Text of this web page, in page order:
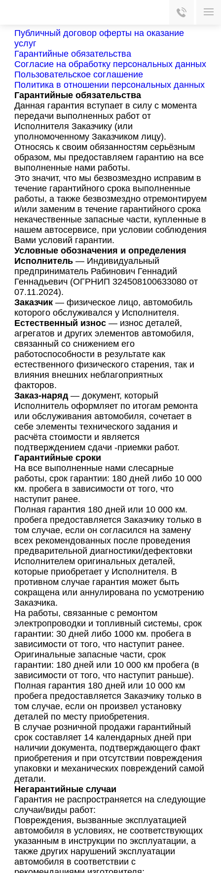
Публичный договор оферты на оказание
услуг
Гарантийные обязательства
Согласие на обработку персональных данных
Пользовательское соглашение
Политика в отношении персональных данных
Гарантийные обязательства
Данная гарантия вступает в силу с момента
передачи выполненных работ от
Исполнителя Заказчику (или
уполномоченному Заказчиком лицу).
Относясь к своим обязанностям серьёзным
образом, мы предоставляем гарантию на все
выполненные нами работы.
Это значит, что мы безвозмездно исправим в
течение гарантийного срока выполненные
работы, а также безвозмездно отремонтируем
и/или заменим в течение гарантийного срока
некачественные запасные части, купленные в
нашем автосервисе, при условии соблюдения
Вами условий гарантии.
Условные обозначения и определения
Исполнитель — Индивидуальный
предприниматель Рабинович Геннадий
Геннадьевич (ОГРНИП 324508100633080 от
07.11.2024).
Заказчик — физическое лицо, автомобиль
которого обслуживался у Исполнителя.
Естественный износ — износ деталей,
агрегатов и других элементов автомобиля,
связанный со снижением его
работоспособности в результате как
естественного физического старения, так и
влияния внешних неблагоприятных
факторов.
Заказ-наряд— документ, который
Исполнитель оформляет по итогам ремонта
или обслуживания автомобиля, сочетает в
себе элементы технического задания и
расчёта стоимости и является
подтверждением сдачи -приемки работ.
Гарантийные сроки
На все выполненные нами слесарные
работы, срок гарантии: 180 дней либо 10 000
км. пробега в зависимости от того, что
наступит ранее.
Полная гарантия 180 дней или 10 000 км.
пробега предоставляется Заказчику только в
том случае, если он согласился на замену
всех рекомендованных после проведения
предварительной диагностики/дефектовки
Исполнителем оригинальных деталей,
которые приобретает у Исполнителя. В
противном случае гарантия может быть
сокращена или аннулирована по усмотрению
Заказчика.
На работы, связанные с ремонтом
электропроводки и топливный системы, срок
гарантии: 30 дней либо 1000 км. пробега в
зависимости от того, что наступит ранее.
Оригинальные запасные части, срок
гарантии: 180 дней или 10 000 км пробега (в
зависимости от того, что наступит раньше).
Полная гарантия 180 дней или 10 000 км
пробега предоставляется Заказчику только в
том случае, если он произвел установку
деталей по месту приобретения.
В случае розничной продажи гарантийный
срок составляет 14 календарных дней при
наличии документа, подтверждающего факт
приобретения и при отсутствии повреждения
упаковки и механических повреждений самой
детали.
Негарантийные случаи
Гарантия не распространяется на следующие
случаи/виды работ:
Повреждения, вызванные эксплуатацией
автомобиля в условиях, не соответствующих
указанным в инструкции по эксплуатации, а
также других нарушений эксплуатации
автомобиля в соответствии с